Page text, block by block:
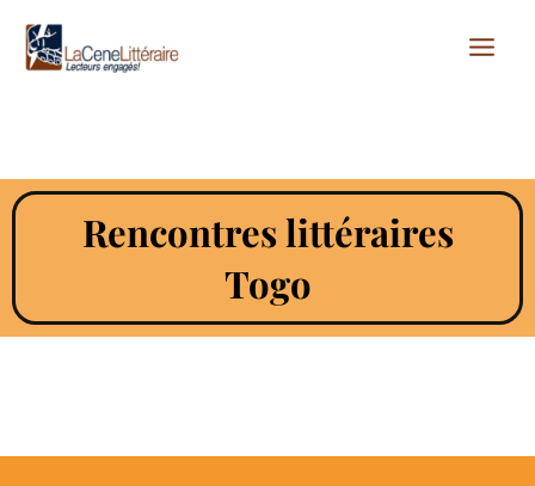
Rencontres littéraires
Togo